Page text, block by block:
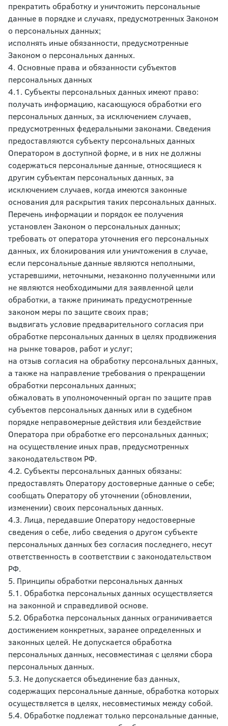
прекратить обработку и уничтожить персональные
данные в порядке и случаях, предусмотренных Законом
о персональных данных;
исполнять иные обязанности, предусмотренные
Законом о персональных данных.
4. Основные права и обязанности субъектов
персональных данных
4.1. Субъекты персональных данных имеют право:
получать информацию, касающуюся обработки его
персональных данных, за исключением случаев,
предусмотренных федеральными законами. Сведения
предоставляются субъекту персональных данных
Оператором в доступной форме, и в них не должны
содержаться персональные данные, относящиеся к
другим субъектам персональных данных, за
исключением случаев, когда имеются законные
основания для раскрытия таких персональных данных.
Перечень информации и порядок ее получения
установлен Законом о персональных данных;
требовать от оператора уточнения его персональных
данных, их блокирования или уничтожения в случае,
если персональные данные являются неполными,
устаревшими, неточными, незаконно полученными или
не являются необходимыми для заявленной цели
обработки, а также принимать предусмотренные
законом меры по защите своих прав;
выдвигать условие предварительного согласия при
обработке персональных данных в целях продвижения
на рынке товаров, работ и услуг;
на отзыв согласия на обработку персональных данных,
а также на направление требования о прекращении
обработки персональных данных;
обжаловать в уполномоченный орган по защите прав
субъектов персональных данных или в судебном
порядке неправомерные действия или бездействие
Оператора при обработке его персональных данных;
на осуществление иных прав, предусмотренных
законодательством РФ.
4.2. Субъекты персональных данных обязаны:
предоставлять Оператору достоверные данные о себе;
сообщать Оператору об уточнении (обновлении,
изменении) своих персональных данных.
4.3. Лица, передавшие Оператору недостоверные
сведения о себе, либо сведения о другом субъекте
персональных данных без согласия последнего, несут
ответственность в соответствии с законодательством
РФ.
5. Принципы обработки персональных данных
5.1. Обработка персональных данных осуществляется
на законной и справедливой основе.
5.2. Обработка персональных данных ограничивается
достижением конкретных, заранее определенных и
законных целей. Не допускается обработка
персональных данных, несовместимая с целями сбора
персональных данных.
5.3. Не допускается объединение баз данных,
содержащих персональные данные, обработка которых
осуществляется в целях, несовместимых между собой.
5.4. Обработке подлежат только персональные данные,